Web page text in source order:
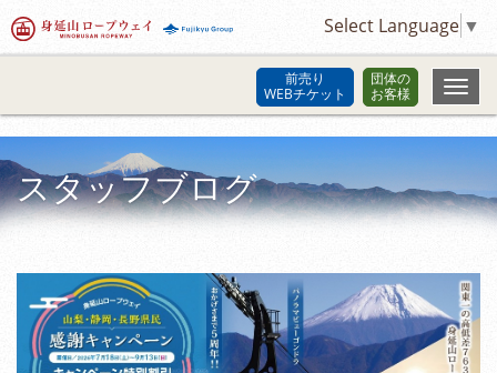
Select Language ▼
前売り
WEBチケット
団体の
お客様
スタッフブログ